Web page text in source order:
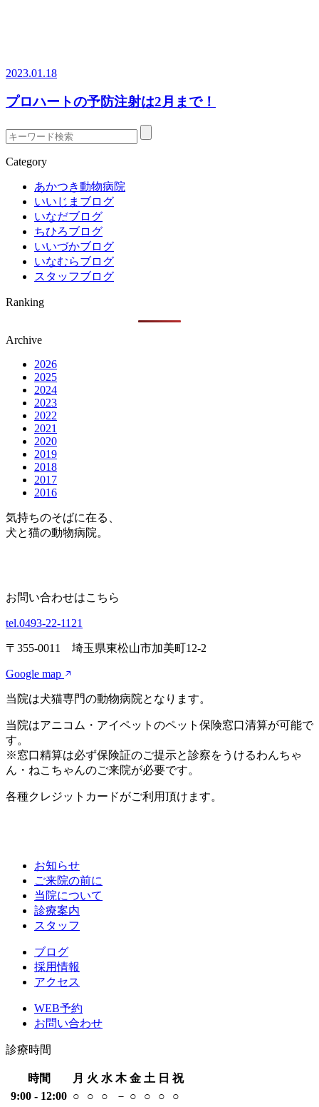
2023.01.18
プロハートの予防注射は2月まで！
Category
あかつき動物病院
いいじまブログ
いなだブログ
ちひろブログ
いいづかブログ
いなむらブログ
スタッフブログ
Ranking
Archive
2026
2025
2024
2023
2022
2021
2020
2019
2018
2017
2016
気持ちのそばに在る、
犬と猫の動物病院。
お問い合わせはこちら
tel.0493-22-1121
〒355-0011 埼玉県東松山市加美町12-2
Google map
当院は犬猫専門の動物病院となります。
当院はアニコム・アイペットのペット保険窓口清算が可能で
す。
※窓口精算は必ず保険証のご提示と診察をうけるわんちゃ
ん・ねこちゃんのご来院が必要です。
各種クレジットカードがご利用頂けます。
お知らせ
ご来院の前に
当院について
診療案内
スタッフ
ブログ
採用情報
アクセス
WEB予約
お問い合わせ
診療時間
時間 月 火 水 木 金 土 日 祝
9:00 - 12:00 ○ ○ ○ － ○ ○ ○
○